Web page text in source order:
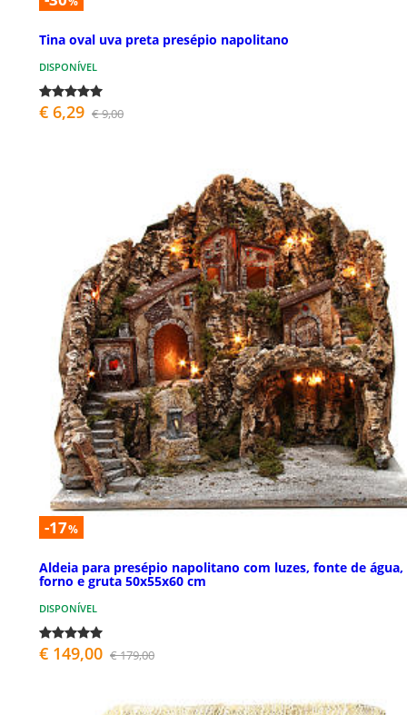
Tina oval uva preta presépio napolitano
DISPONÍVEL
€ 6,29 € 9,00
-17%
Aldeia para presépio napolitano com luzes, fonte de água,
forno e gruta 50x55x60 cm
DISPONÍVEL
€ 149,00 € 179,00